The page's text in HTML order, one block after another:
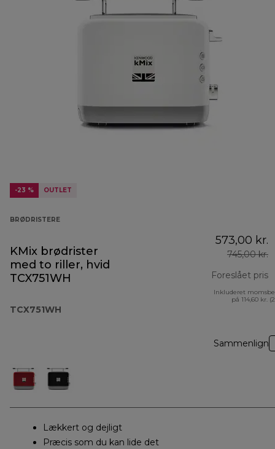
-23 % OUTLET
BRØDRISTERE
KMix brødrister
med to riller, hvid
TCX751WH
TCX751WH
573,00 kr.
745,00 kr.
Foreslået pris
Inkluderet
på 114,60 kr.
Sammenlign
Lækkert og dejligt
Præcis som du kan lide det